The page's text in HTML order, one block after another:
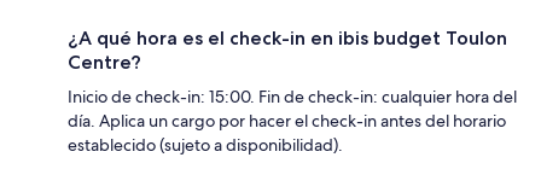
¿A qué hora es el check-in en ibis budget Toulon
Centre?
Inicio de check-in: 15:00. Fin de check-in: cualquier hora del
día. Aplica un cargo por hacer el check-in antes del horario
establecido (sujeto a disponibilidad).